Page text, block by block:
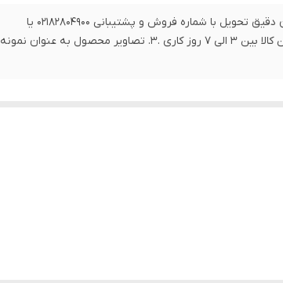
1.برای خرید این محصول و سایر محصولات و اطلاع از زمان دقیق تحویل با شماره فروش و پشتیبانی 02182804900 یا
09192063546 تماس حاصل فرمایید. 2. بازه زمانی ارسال این کالا بین 3 الی 7 روز کاری .3. تصاویر محصول به عنوان نمونه